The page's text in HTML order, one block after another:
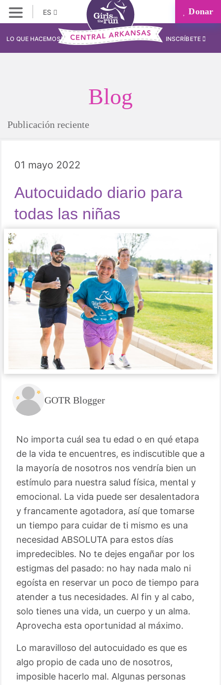
ES Donar
LO QUE HACEMOS INSCRÍBETE
Blog
Publicación reciente
01 mayo 2022
Autocuidado diario para
todas las niñas
GOTR Blogger
No importa cuál sea tu edad o en qué etapa
de la vida te encuentres, es indiscutible que a
la mayoría de nosotros nos vendría bien un
estímulo para nuestra salud física, mental y
emocional. La vida puede ser desalentadora
y francamente agotadora, así que tomarse
un tiempo para cuidar de ti mismo es una
necesidad ABSOLUTA para estos días
impredecibles. No te dejes engañar por los
estigmas del pasado: no hay nada malo ni
egoísta en reservar un poco de tiempo para
atender a tus necesidades. Al fin y al cabo,
solo tienes una vida, un cuerpo y un alma.
Aprovecha esta oportunidad al máximo.
Lo maravilloso del autocuidado es que es
algo propio de cada uno de nosotros,
imposible hacerlo mal. Algunas personas